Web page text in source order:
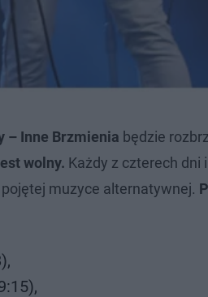
– Inne Brzmienia będzie
wolny. Każdy z czterech dni
muzyce alternatywnej.